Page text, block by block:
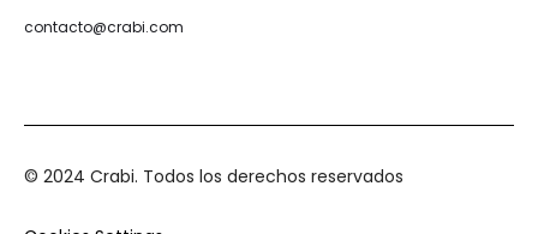
contacto@crabi.com
© 2024 Crabi. Todos los derechos reservados